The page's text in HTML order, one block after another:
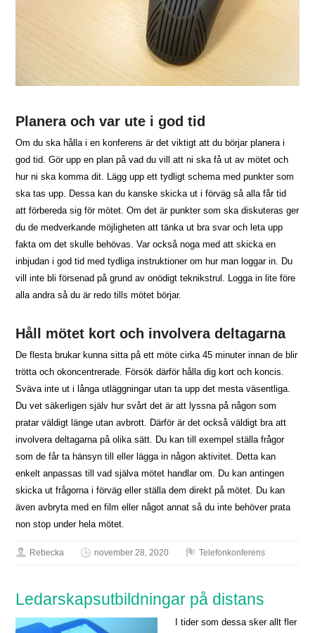
Planera och var ute i god tid
Om du ska hålla i en konferens är det viktigt att du börjar planera i
god tid. Gör upp en plan på vad du vill att ni ska få ut av mötet och
hur ni ska komma dit. Lägg upp ett tydligt schema med punkter som
ska tas upp. Dessa kan du kanske skicka ut i förväg så alla får tid
att förbereda sig för mötet. Om det är punkter som ska diskuteras ger
du de medverkande möjligheten att tänka ut bra svar och leta upp
fakta om det skulle behövas. Var också noga med att skicka en
inbjudan i god tid med tydliga instruktioner om hur man loggar in. Du
vill inte bli försenad på grund av onödigt teknikstrul. Logga in lite före
alla andra så du är redo tills mötet börjar.
Håll mötet kort och involvera deltagarna
De flesta brukar kunna sitta på ett möte cirka 45 minuter innan de blir
trötta och okoncentrerade. Försök därför hålla dig kort och koncis.
Sväva inte ut i långa utläggningar utan ta upp det mesta väsentliga.
Du vet säkerligen själv hur svårt det är att lyssna på någon som
pratar väldigt länge utan avbrott. Därför är det också väldigt bra att
involvera deltagarna på olika sätt. Du kan till exempel ställa frågor
som de får ta hänsyn till eller lägga in någon aktivitet. Detta kan
enkelt anpassas till vad själva mötet handlar om. Du kan antingen
skicka ut frågorna i förväg eller ställa dem direkt på mötet. Du kan
även avbryta med en film eller något annat så du inte behöver prata
non stop under hela mötet.
Rebecka november 28, 2020 Telefonkonferens
Ledarskapsutbildningar på distans
I tider som dessa sker allt fler